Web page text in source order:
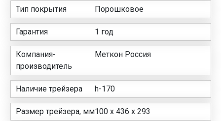
Тип покрытия Порошковое
Гарантия 1 год
Компания-
производитель
Меткон Россия
Наличие трейзера h-170
Размер трейзера, мм100 x 436 x 293